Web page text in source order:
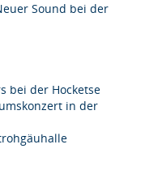
Sound bei der
bei der Hocketse
in der